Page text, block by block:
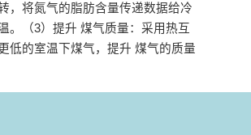
，将氮气的脂肪含量传递数据给冷
。‌（3）提升 煤气质量‌：采用热互
低的室温下煤气，提升 煤气的质量